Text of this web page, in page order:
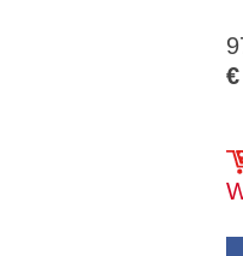
Speichert